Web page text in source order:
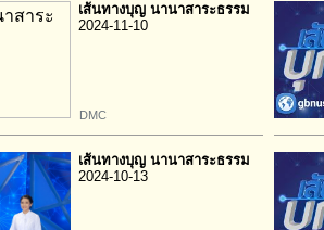
เส้นทางบุญ นานาสาระธรรม
2024-11-10
DMC
เส้นทางบุญ นานาสาระธรรม
2024-10-13